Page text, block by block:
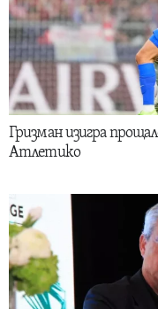
Гризман изигра
Атлетико